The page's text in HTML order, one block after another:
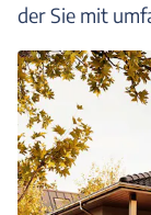
der Sie mit